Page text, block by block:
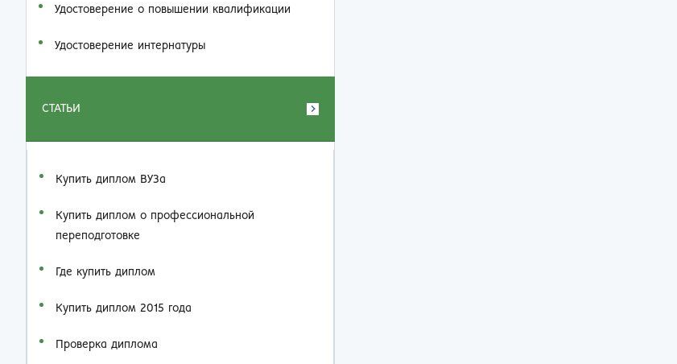
Удостоверение о повышении квалификации
Удостоверение интернатуры
СТАТЬИ
Купить диплом ВУЗа
Купить диплом о профессиональной
переподготовке
Где купить диплом
Купить диплом 2015 года
Проверка диплома